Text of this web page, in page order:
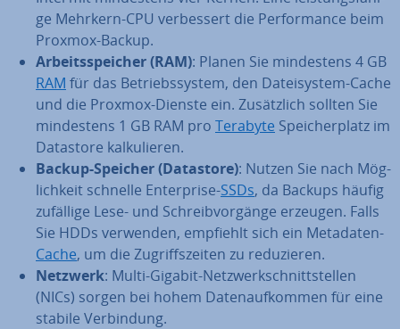
ge Mehrkern-CPU ver­bes­sert die Per­for­mance beim
Proxmox-Backup.
Ar­beits­spei­cher (RAM): Planen Sie min­des­tens 4 GB
RAM für das Be­triebs­sys­tem, den Da­tei­sys­tem-Cache
und die Proxmox-Dienste ein. Zu­sätz­lich sollten Sie
min­des­tens 1 GB RAM pro Terabyte Spei­cher­platz im
Datastore kal­ku­lie­ren.
Backup-Speicher (Datastore): Nutzen Sie nach Mög­
lich­keit schnelle En­ter­pri­se-SSDs, da Backups häufig
zufällige Lese- und Schreib­vor­gän­ge erzeugen. Falls
Sie HDDs verwenden, empfiehlt sich ein Metadaten-
Cache, um die Zu­griffs­zei­ten zu re­du­zie­ren.
Netzwerk: Multi-Gigabit-Netz­werk­schnitt­stel­len
(NICs) sorgen bei hohem Da­ten­auf­kom­men für eine
stabile Ver­bin­dung.